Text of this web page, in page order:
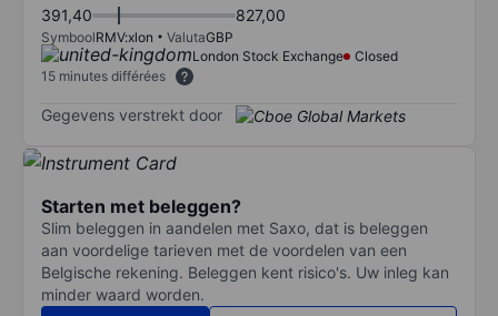
391,40 827,00
SymboolRMV:xlon ValutaGBP
London Stock Exchange
Closed
15 minutes différées
Gegevens verstrekt door
Starten met beleggen?
Slim beleggen in aandelen met Saxo, dat is beleggen
aan voordelige tarieven met de voordelen van een
Belgische rekening. Beleggen kent risico's. Uw inleg kan
minder waard worden.